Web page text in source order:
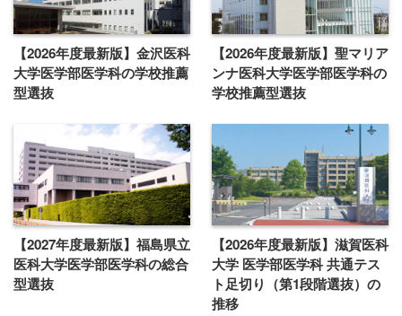
【2026年度最新版】金沢医科
大学医学部医学科の学校推薦
型選抜
【2026年度最新版】聖マリア
ンナ医科大学医学部医学科の
学校推薦型選抜
【2027年度最新版】福島県立
医科大学医学部医学科の総合
型選抜
【2026年度最新版】滋賀医科
大学 医学部医学科 共通テス
ト足切り（第1段階選抜）の
推移